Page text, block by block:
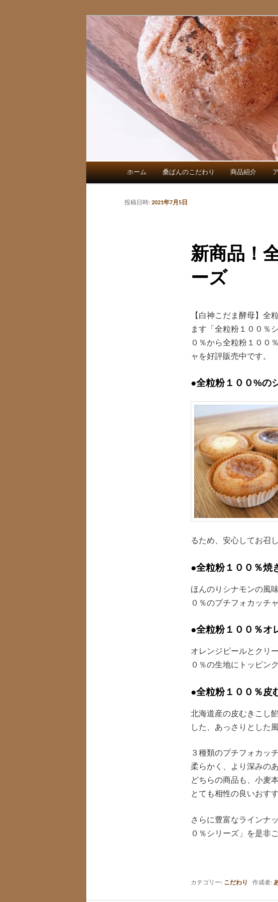
桑ぱん
三重県桑名市 あじわい全粒粉のパン屋
メ
メ
イ
ホーム 桑ぱんのこだわり 商品紹介
新商品！
ーズ
投稿日時: 2021年7月5日
【白神こだま酵母】全
ます「全粒粉１００％
０％から全粒粉１００
ャを好評販売中です。
●全粒粉１００%の
るため、安心してお召
●全粒粉１００％焼
ほんのりシナモンの風
０％のプチフォカッチャ
●全粒粉１００％オ
オレンジピールとクリ
０％の生地にトッピン
●全粒粉１００％皮
北海道産の皮むきこし
した、あっさりとした
３種類のプチフォカッ
柔らかく、より深みの
どちらの商品も、小麦
とても相性の良いおす
さらに豊富なラインナ
０％シリーズ」を是非
カテゴリー: こだわり 作成者: